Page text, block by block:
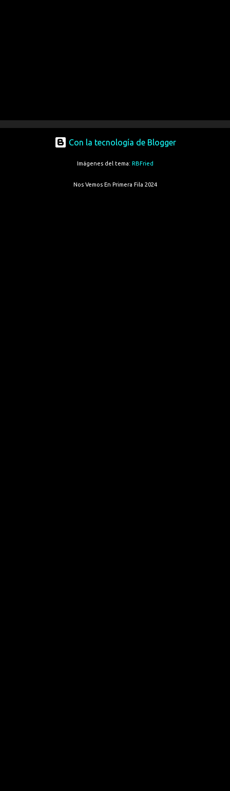
Con la tecnología de Blogger
Imágenes del tema: RBFried
Nos Vemos En Primera Fila 2024